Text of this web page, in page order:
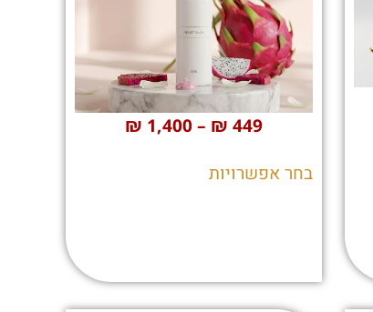
₪ 449
–
₪ 1,400
בחר אפשרויות